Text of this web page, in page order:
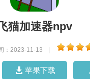
飞猫加速器npv
：2023-11-13
苹果下载